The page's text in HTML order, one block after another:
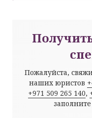
Пожалуйста,
наших юристов
+971 509 265 140,